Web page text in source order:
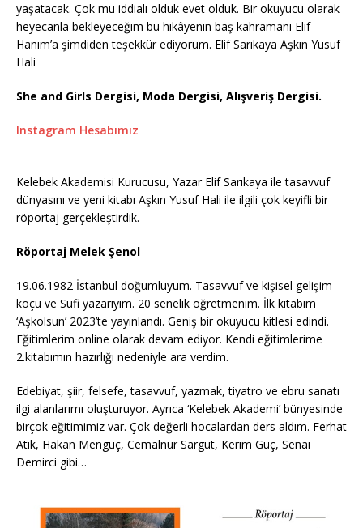
yaşatacak. Çok mu iddialı olduk evet olduk. Bir okuyucu olarak
heyecanla bekleyeceğim bu hikâyenin baş kahramanı Elif
Hanım’a şimdiden teşekkür ediyorum. Elif Sarıkaya Aşkın Yusuf
Hali
She and Girls Dergisi, Moda Dergisi, Alışveriş Dergisi.
Instagram Hesabımız
Kelebek Akademisi Kurucusu, Yazar Elif Sarıkaya ile tasavvuf
dünyasını ve yeni kitabı Aşkın Yusuf Hali ile ilgili çok keyifli bir
röportaj gerçekleştirdik.
Röportaj Melek Şenol
19.06.1982 İstanbul doğumluyum. Tasavvuf ve kişisel gelişim
koçu ve Sufi yazarıyım. 20 senelik öğretmenim. İlk kitabım
‘Aşkolsun’ 2023’te yayınlandı. Geniş bir okuyucu kitlesi edindi.
Eğitimlerim online olarak devam ediyor. Kendi eğitimlerime
2.kitabımın hazırlığı nedeniyle ara verdim.
Edebiyat, şiir, felsefe, tasavvuf, yazmak, tiyatro ve ebru sanatı
ilgi alanlarımı oluşturuyor. Ayrıca ‘Kelebek Akademi’ bünyesinde
birçok eğitimimiz var. Çok değerli hocalardan ders aldım. Ferhat
Atik, Hakan Mengüç, Cemalnur Sargut, Kerim Güç, Senai
Demirci gibi…